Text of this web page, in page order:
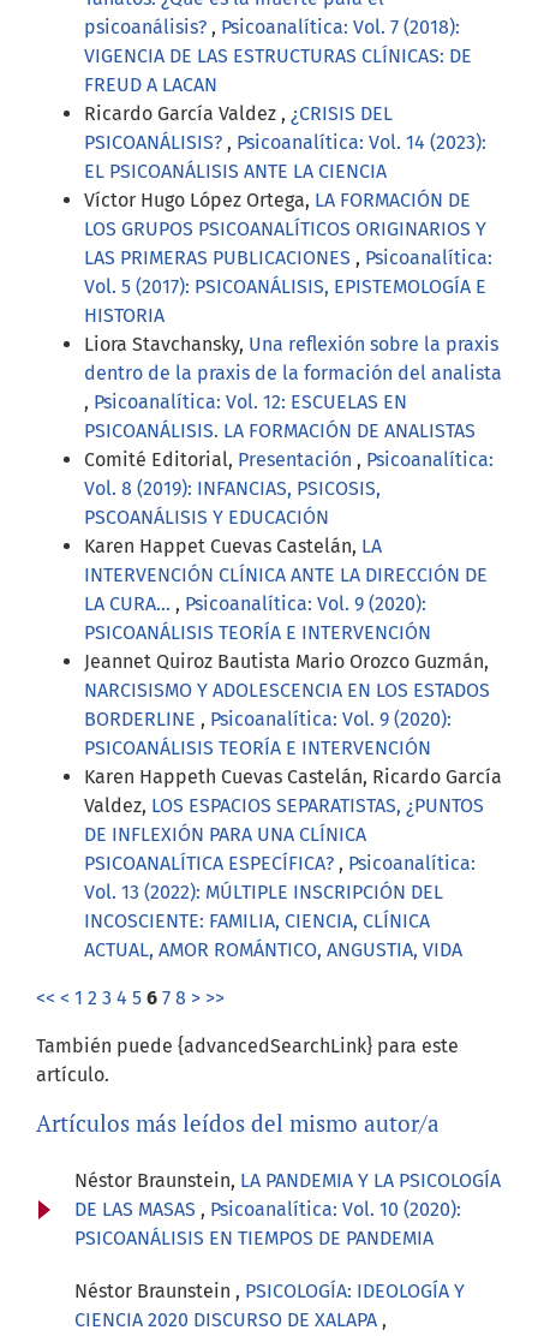
psicoanálisis? , Psicoanalítica: Vol. 7 (2018):
VIGENCIA DE LAS ESTRUCTURAS CLÍNICAS: DE
FREUD A LACAN
Ricardo García Valdez , ¿CRISIS DEL
PSICOANÁLISIS? , Psicoanalítica: Vol. 14 (2023):
EL PSICOANÁLISIS ANTE LA CIENCIA
Víctor Hugo López Ortega, LA FORMACIÓN DE
LOS GRUPOS PSICOANALÍTICOS ORIGINARIOS Y
LAS PRIMERAS PUBLICACIONES , Psicoanalítica:
Vol. 5 (2017): PSICOANÁLISIS, EPISTEMOLOGÍA E
HISTORIA
Liora Stavchansky, Una reflexión sobre la praxis
dentro de la praxis de la formación del analista
, Psicoanalítica: Vol. 12: ESCUELAS EN
PSICOANÁLISIS. LA FORMACIÓN DE ANALISTAS
Comité Editorial, Presentación , Psicoanalítica:
Vol. 8 (2019): INFANCIAS, PSICOSIS,
PSCOANÁLISIS Y EDUCACIÓN
Karen Happet Cuevas Castelán, LA
INTERVENCIÓN CLÍNICA ANTE LA DIRECCIÓN DE
LA CURA... , Psicoanalítica: Vol. 9 (2020):
PSICOANÁLISIS TEORÍA E INTERVENCIÓN
Jeannet Quiroz Bautista Mario Orozco Guzmán,
NARCISISMO Y ADOLESCENCIA EN LOS ESTADOS
BORDERLINE , Psicoanalítica: Vol. 9 (2020):
PSICOANÁLISIS TEORÍA E INTERVENCIÓN
Karen Happeth Cuevas Castelán, Ricardo García
Valdez, LOS ESPACIOS SEPARATISTAS, ¿PUNTOS
DE INFLEXIÓN PARA UNA CLÍNICA
PSICOANALÍTICA ESPECÍFICA? , Psicoanalítica:
Vol. 13 (2022): MÚLTIPLE INSCRIPCIÓN DEL
INCOSCIENTE: FAMILIA, CIENCIA, CLÍNICA
ACTUAL, AMOR ROMÁNTICO, ANGUSTIA, VIDA
<< < 1 2 3 4 5 6 7 8 > >>
También puede {advancedSearchLink} para este
artículo.
Artículos más leídos del mismo autor/a
Néstor Braunstein, LA PANDEMIA Y LA PSICOLOGÍA
DE LAS MASAS , Psicoanalítica: Vol. 10 (2020):
PSICOANÁLISIS EN TIEMPOS DE PANDEMIA
Néstor Braunstein , PSICOLOGÍA: IDEOLOGÍA Y
CIENCIA 2020 DISCURSO DE XALAPA ,